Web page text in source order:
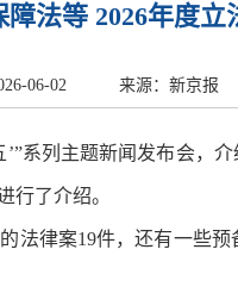
法等 2026年度立
06-02 来源：新京报
系列主题新闻发布会，
行了介绍。
法律案19件，还有一些